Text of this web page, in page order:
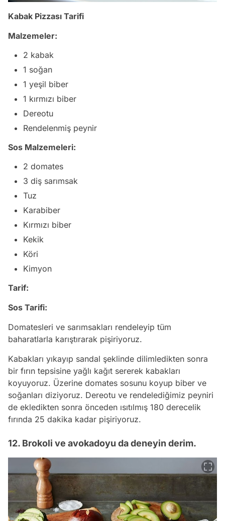
Kabak Pizzası Tarifi
Malzemeler:
2 kabak
1 soğan
1 yeşil biber
1 kırmızı biber
Dereotu
Rendelenmiş peynir
Sos Malzemeleri:
2 domates
3 diş sarımsak
Tuz
Karabiber
Kırmızı biber
Kekik
Köri
Kimyon
Tarif:
Sos Tarifi:
Domatesleri ve sarımsakları rendeleyip tüm
baharatlarla karıştırarak pişiriyoruz.
Kabakları yıkayıp sandal şeklinde dilimledikten sonra
bir fırın tepsisine yağlı kağıt sererek kabakları
koyuyoruz. Üzerine domates sosunu koyup biber ve
soğanları diziyoruz. Dereotu ve rendelediğimiz peyniri
de ekledikten sonra önceden ısıtılmış 180 derecelik
fırında 25 dakika kadar pişiriyoruz.
12. Brokoli ve avokadoyu da deneyin derim.